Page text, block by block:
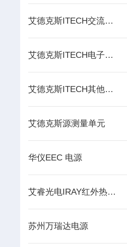
艾德克斯ITECH交流电源
艾德克斯ITECH电子负载
艾德克斯ITECH其他仪器
艾德克斯源测量单元
华仪EEC 电源
艾睿光电IRAY红外热成像仪
苏州万瑞达电源